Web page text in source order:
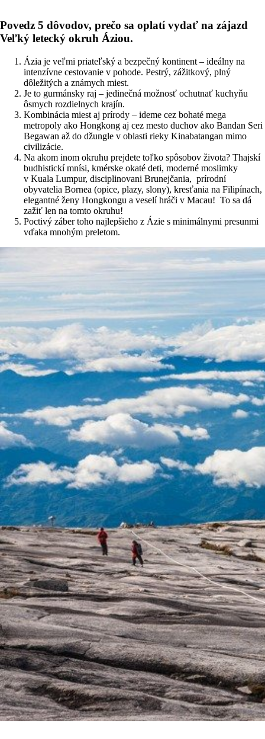
Povedz 5 dôvodov, prečo sa oplatí vydať na zájazd
Veľký letecký okruh Áziou.
Ázia je veľmi priateľský a bezpečný kontinent – ideálny na
intenzívne cestovanie v pohode. Pestrý, zážitkový, plný
dôležitých a známych miest.
Je to gurmánsky raj – jedinečná možnosť ochutnať kuchyňu
ôsmych rozdielnych krajín.
Kombinácia miest aj prírody – ideme cez bohaté mega
metropoly ako Hongkong aj cez mesto duchov ako Bandan Seri
Begawan až do džungle v oblasti rieky Kinabatangan mimo
civilizácie.
Na akom inom okruhu prejdete toľko spôsobov života? Thajskí
budhistickí mnísi, kmérske okaté deti, moderné moslimky
v Kuala Lumpur, disciplinovani Brunejčania, prírodní
obyvatelia Bornea (opice, plazy, slony), kresťania na Filipínach,
elegantné ženy Hongkongu a veselí hráči v Macau! To sa dá
zažiť len na tomto okruhu!
Poctivý záber toho najlepšieho z Ázie s minimálnymi presunmi
vďaka mnohým preletom.